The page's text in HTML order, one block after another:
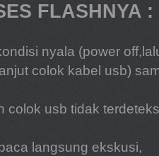
FLASHNYA :
nyala (power
colok kabel usb)
colok usb tidak
langsung ekskusi,